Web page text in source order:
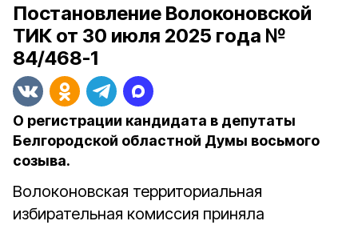
Постановление Волоконовской
ТИК от 30 июля 2025 года №
84/468-1
О регистрации кандидата в депутаты
Белгородской областной Думы восьмого
созыва.
Волоконовская территориальная
избирательная комиссия приняла